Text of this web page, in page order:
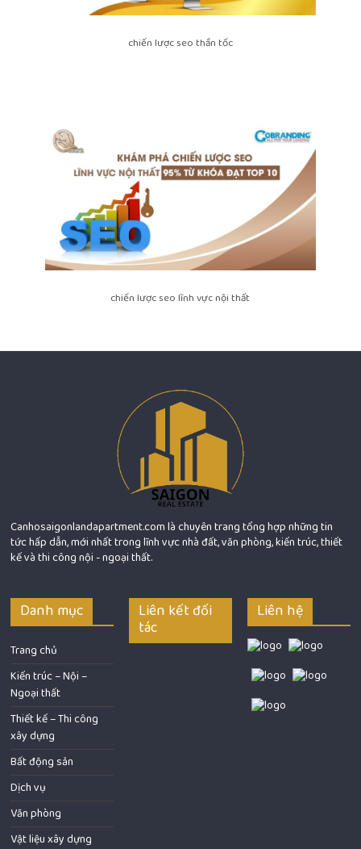
chiến lược seo thần tốc
chiến lược seo lĩnh vực nội thất
Canhosaigonlandapartment.com là chuyên trang tổng hợp những tin
tức hấp dẫn, mới nhất trong lĩnh vực nhà đất, văn phòng, kiến trúc, thiết
kế và thi công nội - ngoại thất.
Danh mục
Trang chủ
Kiến trúc – Nội –
Ngoại thất
Thiết kế – Thi công
xây dựng
Bất động sản
Dịch vụ
Văn phòng
Vật liệu xây dựng
Liên kết đối
tác
Liên hệ